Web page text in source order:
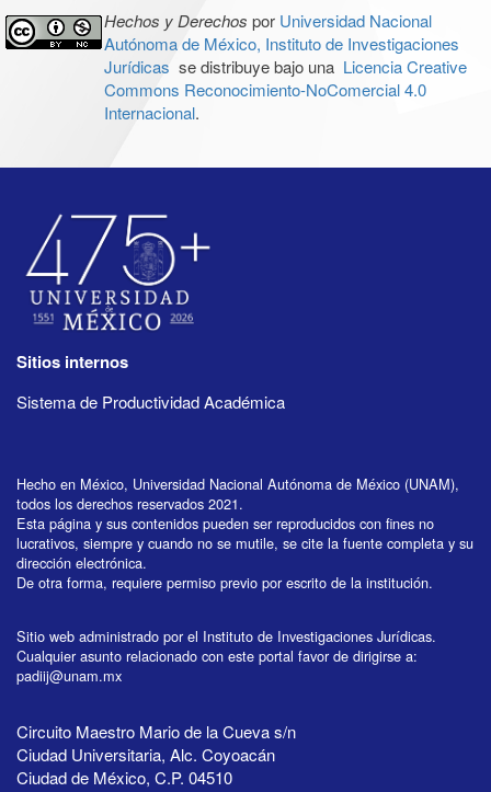
Hechos y Derechos por Universidad Nacional
Autónoma de México, Instituto de Investigaciones
Jurídicas se distribuye bajo una Licencia Creative
Commons Reconocimiento-NoComercial 4.0
Internacional.
Sitios internos
Sistema de Productividad Académica
Hecho en México, Universidad Nacional Autónoma de México (UNAM),
todos los derechos reservados 2021.
Esta página y sus contenidos pueden ser reproducidos con fines no
lucrativos, siempre y cuando no se mutile, se cite la fuente completa y su
dirección electrónica.
De otra forma, requiere permiso previo por escrito de la institución.
Sitio web administrado por el Instituto de Investigaciones Jurídicas.
Cualquier asunto relacionado con este portal favor de dirigirse a:
padiij@unam.mx
Circuito Maestro Mario de la Cueva s/n
Ciudad Universitaria, Alc. Coyoacán
Ciudad de México, C.P. 04510